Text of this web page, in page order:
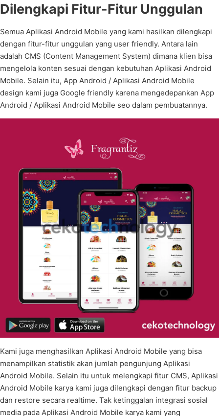
Dilengkapi Fitur-Fitur Unggulan
Semua Aplikasi Android Mobile yang kami hasilkan dilengkapi
dengan fitur-fitur unggulan yang user friendly. Antara lain
adalah CMS (Content Management System) dimana klien bisa
mengelola konten sesuai dengan kebutuhan Aplikasi Android
Mobile. Selain itu, App Android / Aplikasi Android Mobile
design kami juga Google friendly karena mengedepankan App
Android / Aplikasi Android Mobile seo dalam pembuatannya.
Kami juga menghasilkan Aplikasi Android Mobile yang bisa
menampilkan statistik akan jumlah pengunjung Aplikasi
Android Mobile. Selain itu untuk melengkapi fitur CMS, Aplikasi
Android Mobile karya kami juga dilengkapi dengan fitur backup
dan restore secara realtime. Tak ketinggalan integrasi sosial
media pada Aplikasi Android Mobile karya kami yang